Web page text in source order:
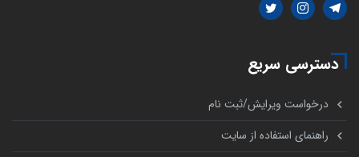
دسترسی سریع
درخواست ویرایش/ثبت نام
راهنمای استفاده از سایت